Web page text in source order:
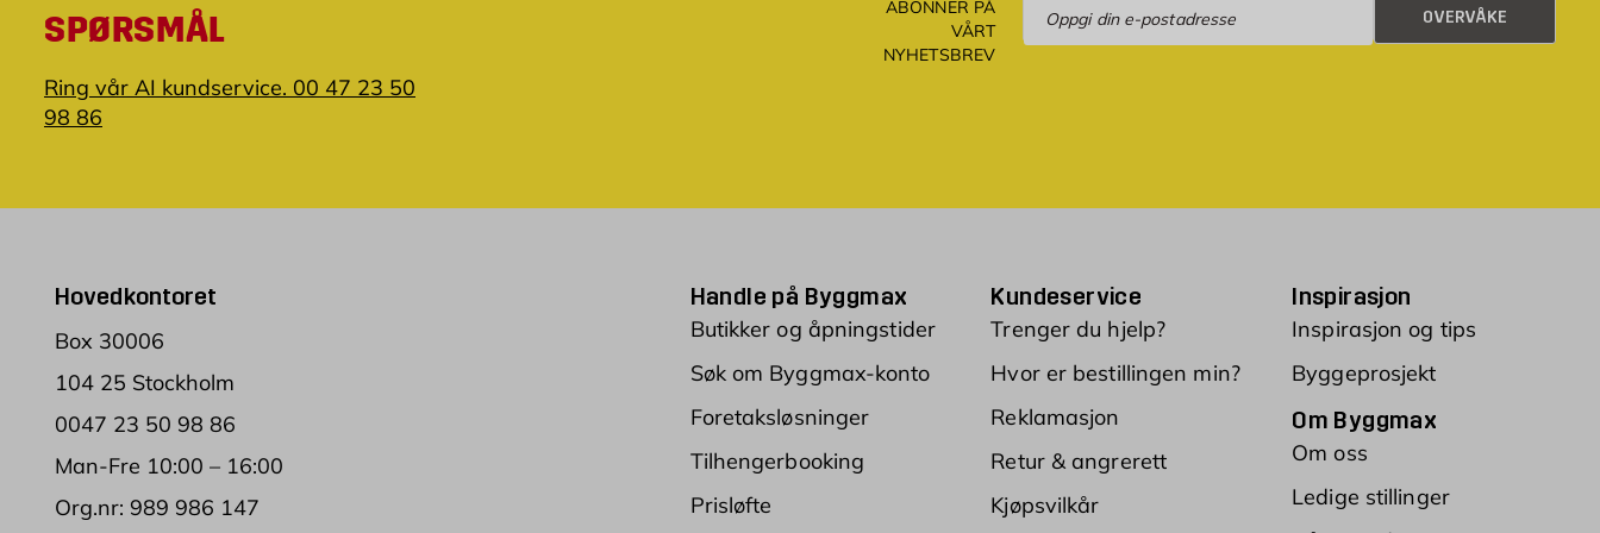
SPØRSMÅL
Ring vår AI kundservice. 00 47 23 50
98 86
ABONNER PÅ
VÅRT
NYHETSBREV
OVERVÅKE
Hovedkontoret
Box 30006
104 25 Stockholm
0047 23 50 98 86
Man-Fre 10:00 – 16:00
Org.nr: 989 986 147
Handle på Byggmax
Butikker og åpningstider
Søk om Byggmax-konto
Foretaksløsninger
Tilhengerbooking
Prisløfte
Kundeservice
Trenger du hjelp?
Hvor er bestillingen min?
Reklamasjon
Retur & angrerett
Kjøpsvilkår
Inspirasjon
Inspirasjon og tips
Byggeprosjekt
Om Byggmax
Om oss
Ledige stillinger